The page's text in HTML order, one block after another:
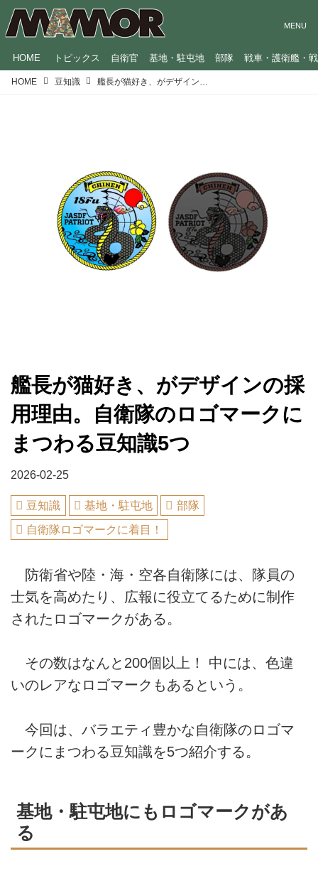
HOME トピックス 自衛官 基地・駐屯地 部隊 戦車・護衛艦・
HOME 豆知識
艦長が猫好き、がデザインの採
用理由。自衛隊のロゴマークに
まつわる豆知識5つ
2026-02-25
豆知識 基地・駐屯地
部隊
自衛隊ロゴマークに着目！
防衛省や陸・海・空各自衛隊には、隊員の
士気を高めたり、広報に役立てるために制作
されたロゴマークがある。
その数はなんと200個以上！ 中には、色違
いのレアなロゴマークもあるという。
今回は、バラエティ豊かな自衛隊のロゴマ
ークにまつわる豆知識を5つ紹介する。
基地・駐屯地にもロゴマークがあ
る